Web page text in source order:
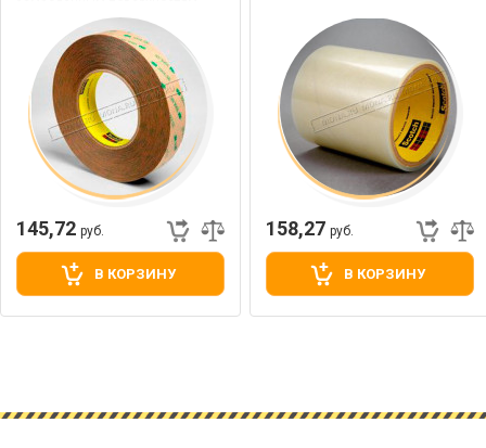
145,72 руб.
В КОРЗИНУ
158,27 руб.
В КОРЗИНУ